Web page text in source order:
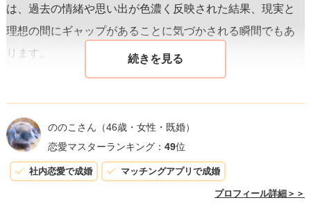
は、過去の情緒や思い出が色濃く反映された結果、現実と
理想の間にギャップがあることに気づかされる瞬間でもあ
ります。
耳を傾け、自分自身の感情を探求する勇気を持つことで
す。また、相手が同じ気持ちを持っているかどうかは、直
接的なコミュニケーションでのみ確認できることです。恋
愛においては、相手の気持ちを推測するよりも、オープン
ののこさん （46歳・女性・既婚）
恋愛マスターランキング： 49位
社内恋愛で成婚 マッチングアプリで成婚
プロフィール詳細＞＞